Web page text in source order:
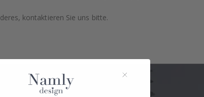
kontaktieren Sie uns bitte.